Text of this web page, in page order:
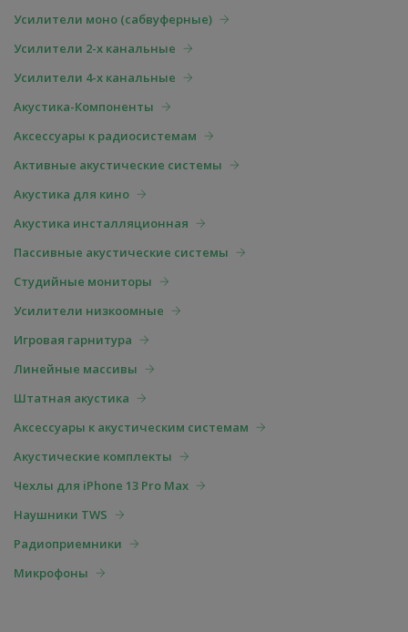
Усилители моно (сабвуферные)
Усилители 2-х канальные
Усилители 4-х канальные
Акустика-Компоненты
Аксессуары к радиосистемам
Активные акустические системы
Акустика для кино
Акустика инсталляционная
Пассивные акустические системы
Студийные мониторы
Усилители низкоомные
Игровая гарнитура
Линейные массивы
Штатная акустика
Аксессуары к акустическим системам
Акустические комплекты
Чехлы для iPhone 13 Pro Max
Наушники TWS
Радиоприемники
Микрофоны